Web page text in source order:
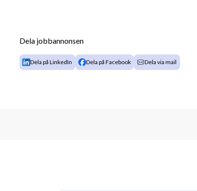
Dela jobbannonsen
Dela på LinkedIn Dela på Facebook Dela via mail